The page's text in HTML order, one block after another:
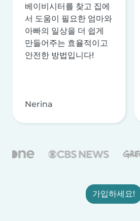
베이비시터를 찾고 집에
서 도움이 필요한 엄마와
아빠의 일상을 더 쉽게
만들어주는 효율적이고
안전한 방법입니다!
Nerina
가입하세요!